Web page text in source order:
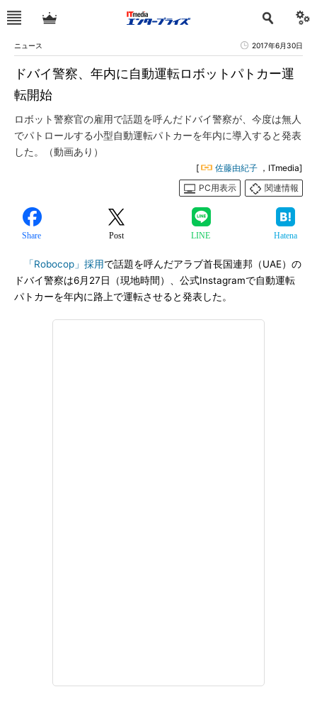
ニュース 2017年6月30日
ドバイ警察、年内に自動運転ロボットパトカー運
転開始
ロボット警察官の雇用で話題を呼んだドバイ警察が、今度は無人
でパトロールする小型自動運転パトカーを年内に導入すると発表
した。（動画あり）
[ 佐藤由紀子 ，ITmedia]
PC用表示
関連情報
Share Post LINE Hatena
「Robocop」採用で話題を呼んだアラブ首長国連邦（UAE）の
ドバイ警察は6月27日（現地時間）、公式Instagramで自動運転
パトカーを年内に路上で運転させると発表した。